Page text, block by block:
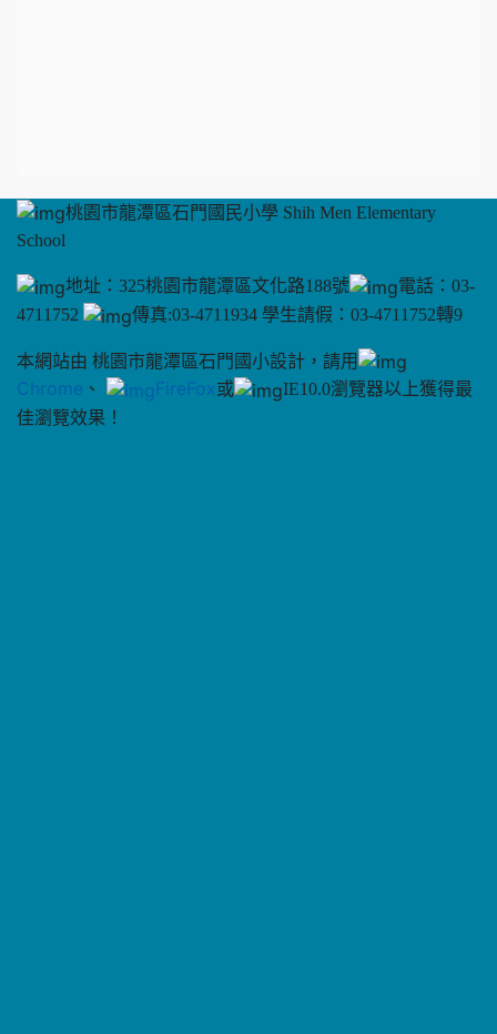
桃園市龍潭區石門國民小學 Shih Men Elementary
School
地址：325桃園市龍潭區文化路188號
電話：03-
4711752
傳真:03-4711934 學生請假：03-4711752轉9
本網站由 桃園市龍潭區石門國小設計，請用
Chrome 、 FireFox或
IE10.0瀏覽器以上獲得最
佳瀏覽效果！